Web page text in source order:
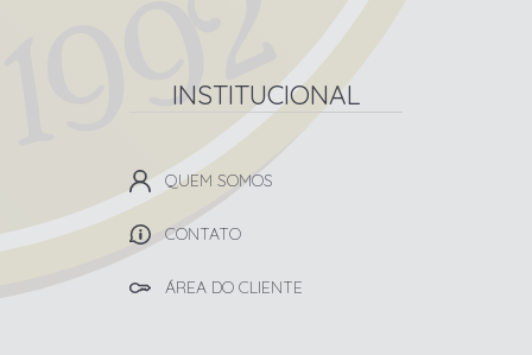
INSTITUCIONAL
QUEM SOMOS
CONTATO
ÁREA DO CLIENTE